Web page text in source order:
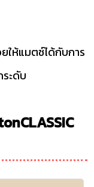
ให้แมตช์ได้กับการ
ะดับ